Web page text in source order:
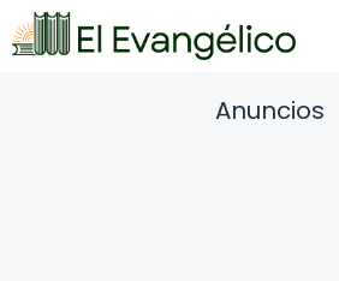
Saltar
al
Anuncios